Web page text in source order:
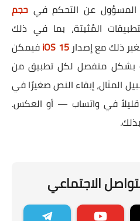
المسؤول عن التحكم في حجم
المُثبتة، بما في ذلك
ذلك مع إصدارiOS 15فيمكن
بشكل منفصل لكل تطبيق من
المثال، إبقاء النص صغيرًا في
قليلاً في واتساب — أو العكس.
الاجتماعي